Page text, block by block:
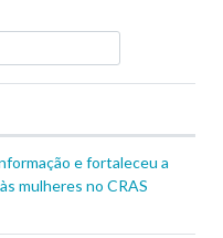
e fortaleceu a
mulheres no CRAS